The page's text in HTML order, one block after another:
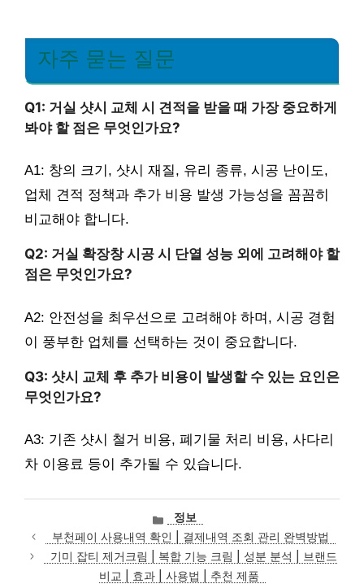
자주 묻는 질문
Q1: 거실 샷시 교체 시 견적을 받을 때 가장 중요하게
봐야 할 점은 무엇인가요?
A1: 창의 크기, 샷시 재질, 유리 종류, 시공 난이도,
업체 견적 정책과 추가 비용 발생 가능성을 꼼꼼히
비교해야 합니다.
Q2: 거실 확장창 시공 시 단열 성능 외에 고려해야 할
점은 무엇인가요?
A2: 안전성을 최우선으로 고려해야 하며, 시공 경험
이 풍부한 업체를 선택하는 것이 중요합니다.
Q3: 샷시 교체 후 추가 비용이 발생할 수 있는 요인은
무엇인가요?
A3: 기존 샷시 철거 비용, 폐기물 처리 비용, 사다리
차 이용료 등이 추가될 수 있습니다.
카
테
고
리
정보
부천페이 사용내역 확인 | 결제내역 조회 관리 완벽방법
기미 잡티 제거크림 | 복합 기능 크림 | 성분 분석 | 브랜드
비교 | 효과 | 사용법 | 추천 제품